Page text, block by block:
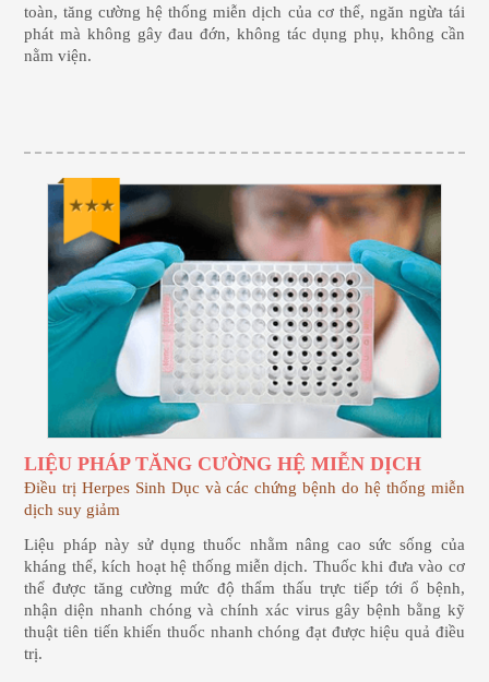
toàn, tăng cường hệ thống miễn dịch của cơ thể, ngăn ngừa tái
phát mà không gây đau đớn, không tác dụng phụ, không cần
nằm viện.
LIỆU PHÁP TĂNG CƯỜNG HỆ MIỄN DỊCH
Điều trị Herpes Sinh Dục và các chứng bệnh do hệ thống miễn
dịch suy giảm
Liệu pháp này sử dụng thuốc nhằm nâng cao sức sống của
kháng thể, kích hoạt hệ thống miễn dịch. Thuốc khi đưa vào cơ
thể được tăng cường mức độ thẩm thấu trực tiếp tới ổ bệnh,
nhận diện nhanh chóng và chính xác virus gây bệnh bằng kỹ
thuật tiên tiến khiến thuốc nhanh chóng đạt được hiệu quả điều
trị.